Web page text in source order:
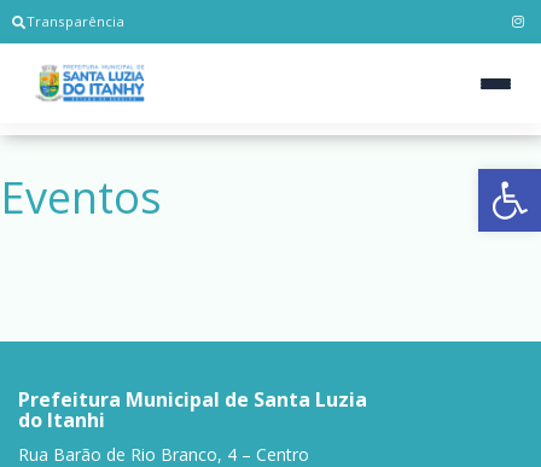
Transparência
Eventos
Prefeitura Municipal de Santa Luzia
do Itanhi
Rua Barão de Rio Branco, 4 – Centro